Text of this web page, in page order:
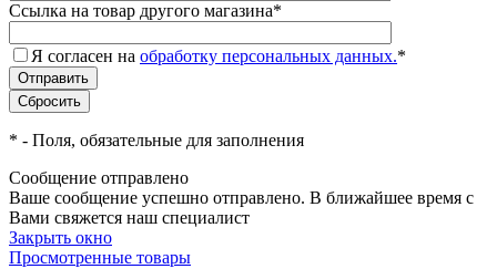
Ссылка на товар другого магазина*
Я согласен на обработку персональных данных.*
* - Поля, обязательные для заполнения
Сообщение отправлено
Ваше сообщение успешно отправлено. В ближайшее время с
Вами свяжется наш специалист
Закрыть окно
Просмотренные товары